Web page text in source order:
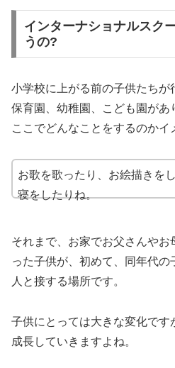
インターナショナルスク
うの?
小学校に上がる前の子供たちが
保育園、幼稚園、こども園があ
ここでどんなことをするのかイ
お歌を歌ったり、お絵描きを
寝をしたりね。
それまで、お家でお父さんや
った子供が、初めて、同年代
人と接する場所です。
子供にとっては大きな変化で
成長していきますよね。